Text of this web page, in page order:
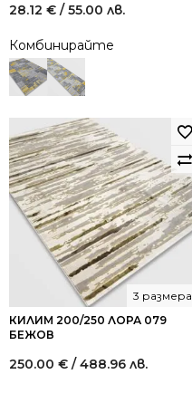
28.12 € / 55.00 лв.
Комбинирайте
КИЛИМ 200/250 ЛОРА 079
БЕЖОВ
3 размера
250.00 € / 488.96 лв.